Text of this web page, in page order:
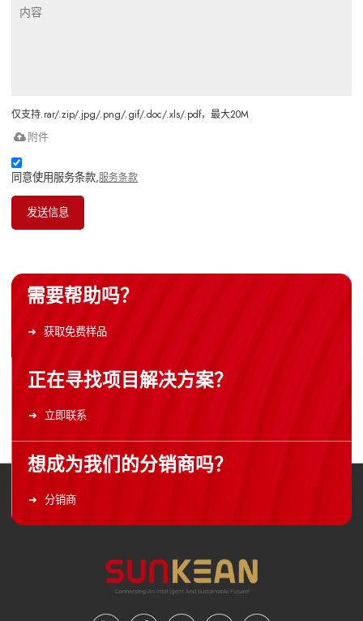
仅支持.rar/.zip/.jpg/.png/.gif/.doc/.xls/.pdf，最大20M
附件
同意使用服务条款,服务条款
发送信息
需要帮助吗？
获取免费样品
正在寻找项目解决方案？
立即联系
想成为我们的分销商吗？
分销商